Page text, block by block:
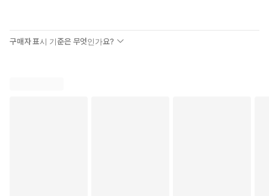
구매자 표시 기준은 무엇인가요?